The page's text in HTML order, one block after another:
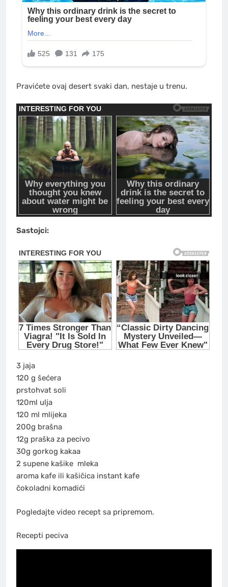
Pravićete ovaj desert svaki dan, nestaje u trenu.
Sastojci:
3 jaja
120 g šećera
prstohvat soli
120ml ulja
120 ml mlijeka
200g brašna
12g praška za pecivo
30g gorkog kakaa
2 supene kašike mleka
aroma kafe ili kašičica instant kafe
čokoladni komadići
Pogledajte video recept sa pripremom.
Recepti peciva